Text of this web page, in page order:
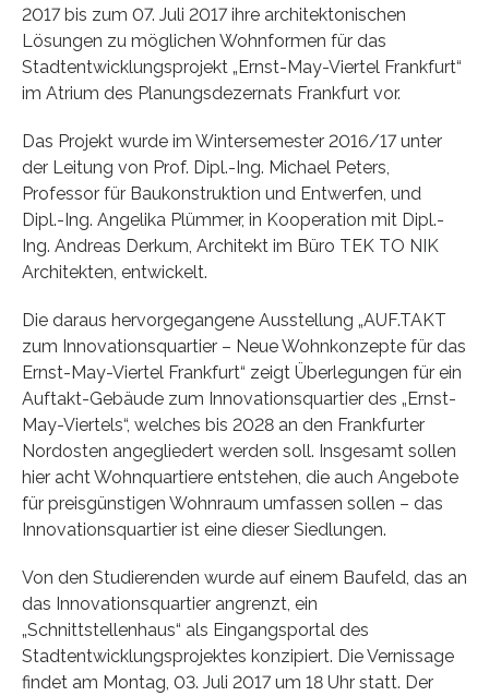
2017 bis zum 07. Juli 2017 ihre architektonischen
Lösungen zu möglichen Wohnformen für das
Stadtentwicklungsprojekt „Ernst-May-Viertel Frankfurt“
im Atrium des Planungsdezernats Frankfurt vor.
Das Projekt wurde im Wintersemester 2016/17 unter
der Leitung von Prof. Dipl.-Ing. Michael Peters,
Professor für Baukonstruktion und Entwerfen, und
Dipl.-Ing. Angelika Plümmer, in Kooperation mit Dipl.-
Ing. Andreas Derkum, Architekt im Büro TEK TO NIK
Architekten, entwickelt.
Die daraus hervorgegangene Ausstellung „AUF.TAKT
zum Innovationsquartier – Neue Wohnkonzepte für das
Ernst-May-Viertel Frankfurt“ zeigt Überlegungen für ein
Auftakt-Gebäude zum Innovationsquartier des „Ernst-
May-Viertels“, welches bis 2028 an den Frankfurter
Nordosten angegliedert werden soll. Insgesamt sollen
hier acht Wohnquartiere entstehen, die auch Angebote
für preisgünstigen Wohnraum umfassen sollen – das
Innovationsquartier ist eine dieser Siedlungen.
Von den Studierenden wurde auf einem Baufeld, das an
das Innovationsquartier angrenzt, ein
„Schnittstellenhaus“ als Eingangsportal des
Stadtentwicklungsprojektes konzipiert. Die Vernissage
findet am Montag, 03. Juli 2017 um 18 Uhr statt. Der